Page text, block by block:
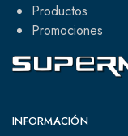
Productos
Promociones
INFORMACIÓN